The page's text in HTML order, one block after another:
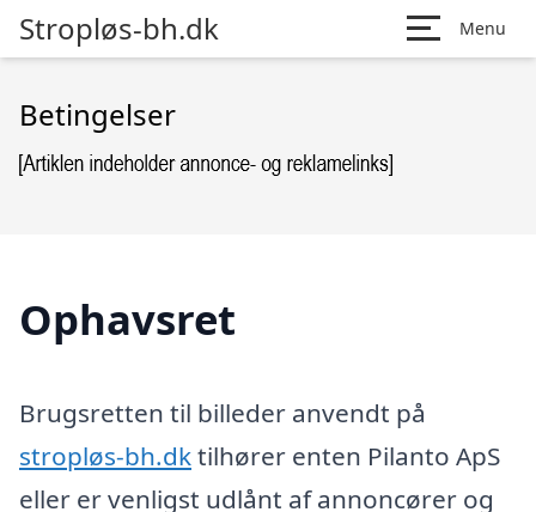
Stropløs-bh.dk Menu
Betingelser
Ophavsret
Brugsretten til billeder anvendt på
stropløs-bh.dktilhører enten Pilanto ApS
eller er venligst udlånt af annoncører og